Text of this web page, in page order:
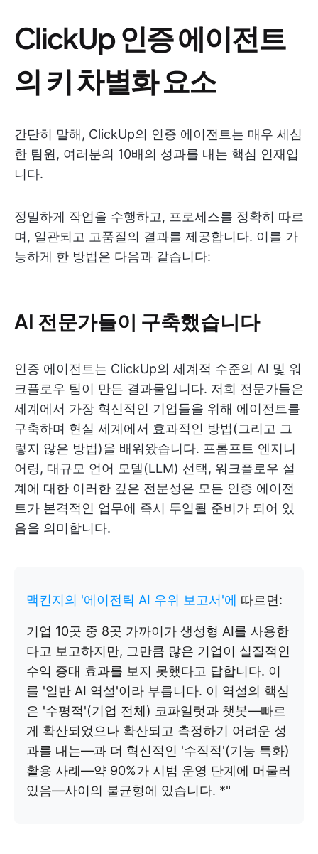
ClickUp 인증 에이전트
의 키 차별화 요소
간단히 말해, ClickUp의 인증 에이전트는 매우 세심
한 팀원, 여러분의 10배의 성과를 내는 핵심 인재입
니다.
정밀하게 작업을 수행하고, 프로세스를 정확히 따르
며, 일관되고 고품질의 결과를 제공합니다. 이를 가
능하게 한 방법은 다음과 같습니다:
AI 전문가들이 구축했습니다
인증 에이전트는 ClickUp의 세계적 수준의 AI 및 워
크플로우 팀이 만든 결과물입니다. 저희 전문가들은
세계에서 가장 혁신적인 기업들을 위해 에이전트를
구축하며 현실 세계에서 효과적인 방법(그리고 그
렇지 않은 방법)을 배워왔습니다. 프롬프트 엔지니
어링, 대규모 언어 모델(LLM) 선택, 워크플로우 설
계에 대한 이러한 깊은 전문성은 모든 인증 에이전
트가 본격적인 업무에 즉시 투입될 준비가 되어 있
음을 의미합니다.
맥킨지의 '에이전틱 AI 우위 보고서'에 따르면:
기업 10곳 중 8곳 가까이가 생성형 AI를 사용한
다고 보고하지만, 그만큼 많은 기업이 실질적인
수익 증대 효과를 보지 못했다고 답합니다. 이
를 '일반 AI 역설'이라 부릅니다. 이 역설의 핵심
은 '수평적'(기업 전체) 코파일럿과 챗봇—빠르
게 확산되었으나 확산되고 측정하기 어려운 성
과를 내는—과 더 혁신적인 '수직적'(기능 특화)
활용 사례—약 90%가 시범 운영 단계에 머물러
있음—사이의 불균형에 있습니다. *"